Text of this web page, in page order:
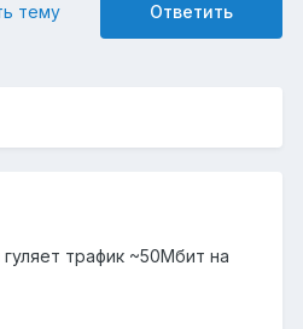
Ответить
тему
трафик ~50Мбит на